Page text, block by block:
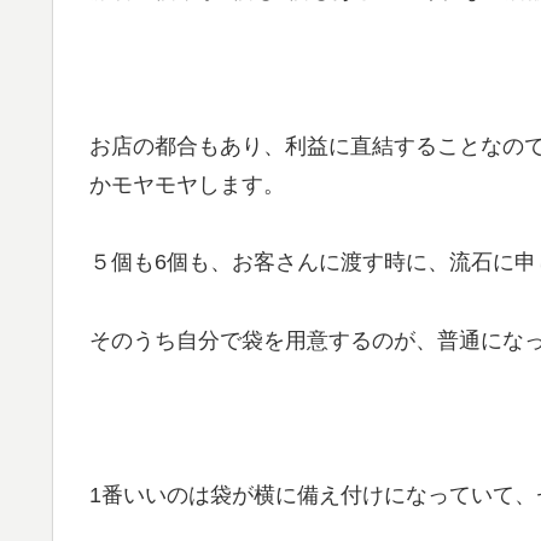
お店の都合もあり、利益に直結することなの
かモヤモヤします。
５個も6個も、お客さんに渡す時に、流石に
そのうち自分で袋を用意するのが、普通にな
1番いいのは袋が横に備え付けになっていて